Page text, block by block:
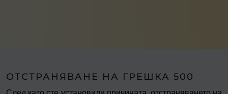
ОТСТРАНЯВАНЕ НА ГРЕШКА 500